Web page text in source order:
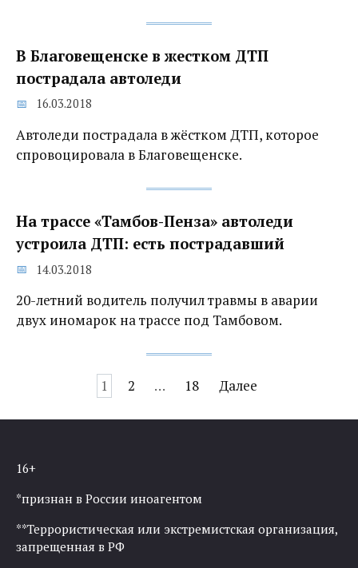
В Благовещенске‍ в жестком ДТП
пострадала автоледи
16.03.2018
Автоледи пострадала в жёстком ДТП, которое
спровоцировала в Благовещенске.
На трассе «Тамбов-Пенза» автоледи
устроила ДТП: есть пострадавший
14.03.2018
20-летний водитель получил травмы в аварии
двух иномарок на трассе под Тамбовом.
записям
1 2 … 18 Далее
16+
*признан в России иноагентом
**Террористическая или экстремистская организация,
запрещенная в РФ